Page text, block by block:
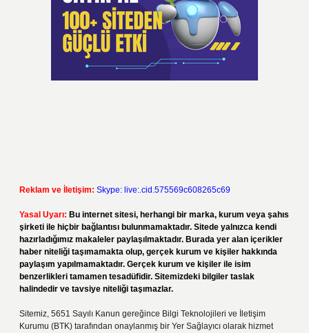
Reklam ve İletişim: Skype: live:.cid.575569c608265c69
Yasal Uyarı: Bu internet sitesi, herhangi bir marka, kurum veya şahıs
şirketi ile hiçbir bağlantısı bulunmamaktadır. Sitede yalnızca kendi
hazırladığımız makaleler paylaşılmaktadır. Burada yer alan içerikler
haber niteliği taşımamakta olup, gerçek kurum ve kişiler hakkında
paylaşım yapılmamaktadır. Gerçek kurum ve kişiler ile isim
benzerlikleri tamamen tesadüfidir. Sitemizdeki bilgiler taslak
halindedir ve tavsiye niteliği taşımazlar.
Sitemiz, 5651 Sayılı Kanun gereğince Bilgi Teknolojileri ve İletişim
Kurumu (BTK) tarafından onaylanmış bir Yer Sağlayıcı olarak hizmet